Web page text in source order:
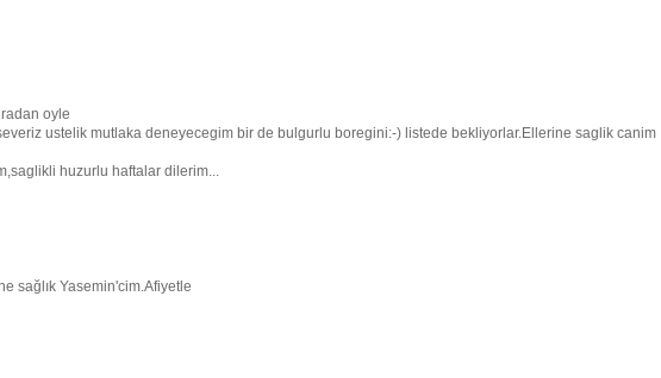
oyle
ustelik mutlaka deneyecegim bir de bulgurlu boregini:-) listede bekliyorlar.Ellerine saglik canim
huzurlu haftalar dilerim...
sağlık Yasemin'cim.Afiyetle